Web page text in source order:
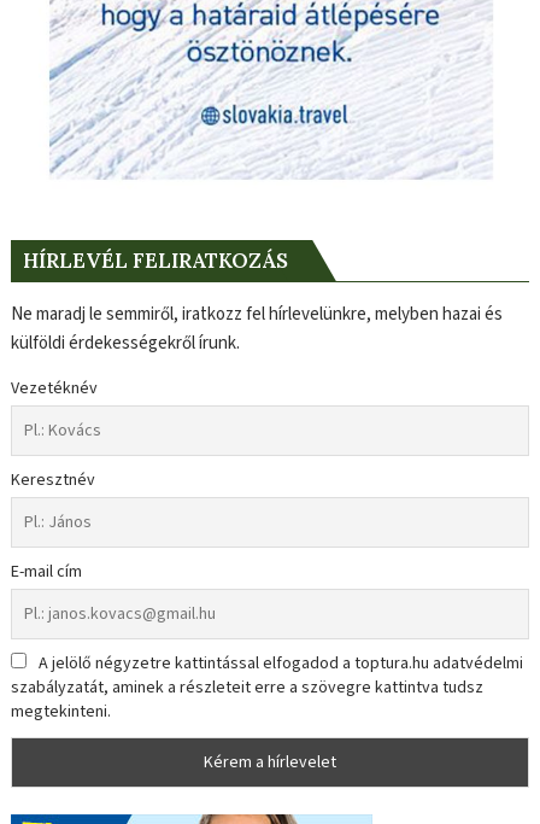
HÍRLEVÉL FELIRATKOZÁS
Ne maradj le semmiről, iratkozz fel hírlevelünkre, melyben hazai és
külföldi érdekességekről írunk.
Vezetéknév
Keresztnév
E-mail cím
A jelölő négyzetre kattintással elfogadod a toptura.hu adatvédelmi
szabályzatát, aminek a részleteit erre a szövegre kattintva tudsz
megtekinteni.